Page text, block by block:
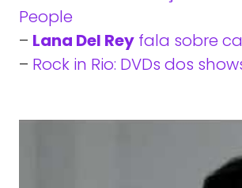
People
– Lana Del Rey fala sobre
– Rock in Rio: DVDs dos